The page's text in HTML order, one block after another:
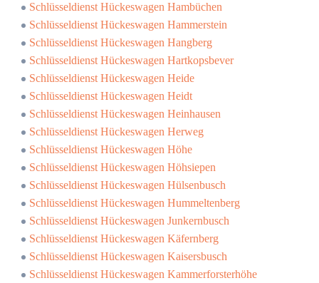
Schlüsseldienst Hückeswagen Hambüchen
Schlüsseldienst Hückeswagen Hammerstein
Schlüsseldienst Hückeswagen Hangberg
Schlüsseldienst Hückeswagen Hartkopsbever
Schlüsseldienst Hückeswagen Heide
Schlüsseldienst Hückeswagen Heidt
Schlüsseldienst Hückeswagen Heinhausen
Schlüsseldienst Hückeswagen Herweg
Schlüsseldienst Hückeswagen Höhe
Schlüsseldienst Hückeswagen Höhsiepen
Schlüsseldienst Hückeswagen Hülsenbusch
Schlüsseldienst Hückeswagen Hummeltenberg
Schlüsseldienst Hückeswagen Junkernbusch
Schlüsseldienst Hückeswagen Käfernberg
Schlüsseldienst Hückeswagen Kaisersbusch
Schlüsseldienst Hückeswagen Kammerforsterhöhe